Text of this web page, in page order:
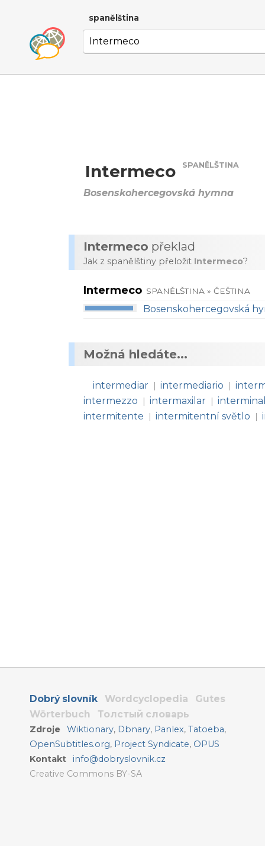
spanělština
Intermeco SPANĚLŠTINA
Bosenskohercegovská hymna
Intermeco překlad
Jak z spanělštiny přeložit Intermeco?
Intermeco SPANĚLŠTINA » ČEŠTINA
Bosenskohercegovská
Možná hledáte...
intermediar | intermediario |
intermezzo
| intermaxilar |
intermitente
| intermitentní světlo |
Dobrý slovník Wordcyclopedia
Gutes
Wörterbuch
Толстый словарь
Zdroje Wiktionary, Dbnary, Panlex,Tatoeba,
OpenSubtitles.org, Project Syndicate, OPUS
Kontakt
info@dobryslovnik.cz
Creative Commons BY-SA